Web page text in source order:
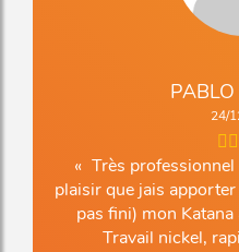
24/
Très professionnel
plaisir que jais apporter
pas fini) mon
Travail nickel,